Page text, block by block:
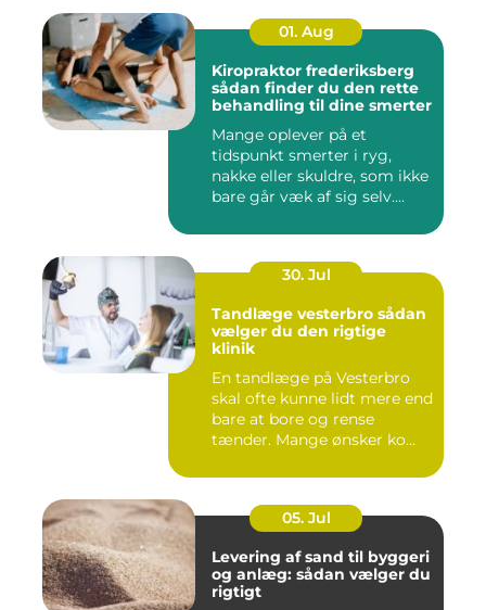
01. Aug
Kiropraktor frederiksberg
sådan finder du den rette
behandling til dine smerter
Mange oplever på et
tidspunkt smerter i ryg,
nakke eller skuldre, som ikke
bare går væk af sig selv....
30. Jul
Tandlæge vesterbro sådan
vælger du den rigtige
klinik
En tandlæge på Vesterbro
skal ofte kunne lidt mere end
bare at bore og rense
tænder. Mange ønsker ko...
05. Jul
Levering af sand til byggeri
og anlæg: sådan vælger du
rigtigt